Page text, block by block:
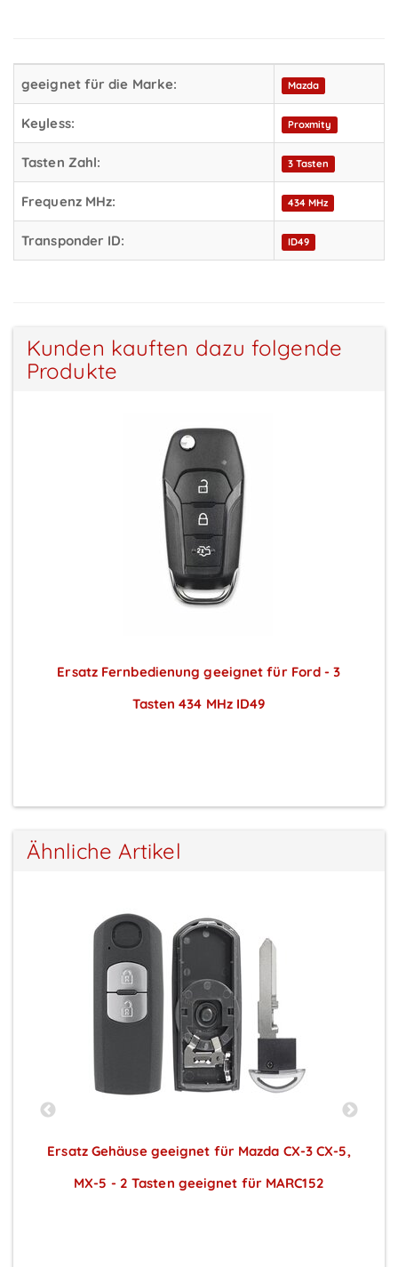
geeignet für die Marke: Mazda
Keyless: Proxmity
Tasten Zahl: 3 Tasten
Frequenz MHz: 434 MHz
Transponder ID: ID49
Kunden kauften dazu folgende
Produkte
Ersatz Fernbedienung geeignet für Ford - 3
Tasten 434 MHz ID49
Ähnliche Artikel
Ersatz Gehäuse geeignet für Mazda CX-3 CX-5,
MX-5 - 2 Tasten geeignet für MARC152